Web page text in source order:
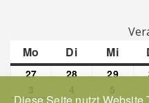
Mo Montag
Di Dienstag
Mi
27Juli
28Juli
29Juli